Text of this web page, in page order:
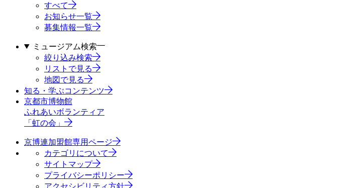
すべて
お知らせ一覧
募集情報一覧
ミュージアム検索
絞り込み検索
リストで見る
地図で見る
知る・学ぶコンテンツ
京都市博物館
ふれあいボランティア
「虹の会」
京博連加盟館専用ページ
カテゴリについて
サイトマップ
プライバシーポリシー
アクセシビリティ方針